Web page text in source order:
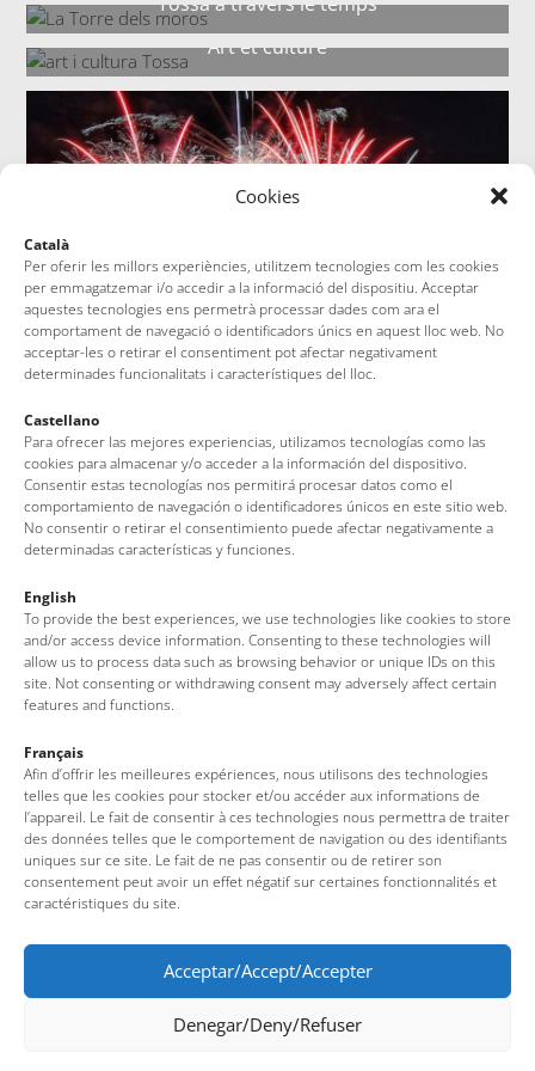
Cookies
Català
Per oferir les millors experiències, utilitzem tecnologies com les cookies
per emmagatzemar i/o accedir a la informació del dispositiu. Acceptar
aquestes tecnologies ens permetrà processar dades com ara el
comportament de navegació o identificadors únics en aquest lloc web. No
acceptar-les o retirar el consentiment pot afectar negativament
determinades funcionalitats i característiques del lloc.
Castellano
Para ofrecer las mejores experiencias, utilizamos tecnologías como las
cookies para almacenar y/o acceder a la información del dispositivo.
Consentir estas tecnologías nos permitirá procesar datos como el
comportamiento de navegación o identificadores únicos en este sitio web.
No consentir o retirar el consentimiento puede afectar negativamente a
determinadas características y funciones.
English
To provide the best experiences, we use technologies like cookies to store
and/or access device information. Consenting to these technologies will
allow us to process data such as browsing behavior or unique IDs on this
site. Not consenting or withdrawing consent may adversely affect certain
features and functions.
Français
Afin d’offrir les meilleures expériences, nous utilisons des technologies
telles que les cookies pour stocker et/ou accéder aux informations de
l’appareil. Le fait de consentir à ces technologies nous permettra de traiter
des données telles que le comportement de navigation ou des identifiants
uniques sur ce site. Le fait de ne pas consentir ou de retirer son
consentement peut avoir un effet négatif sur certaines fonctionnalités et
caractéristiques du site.
Acceptar/Accept/Accepter
Denegar/Deny/Refuser
Art et culture
Fêtes, traditions et légendes
Office de Tourisme de Tossa de Mar
Av. del Pelegrí, 25 – Edifici La Nau · 17320 – Tossa de Mar